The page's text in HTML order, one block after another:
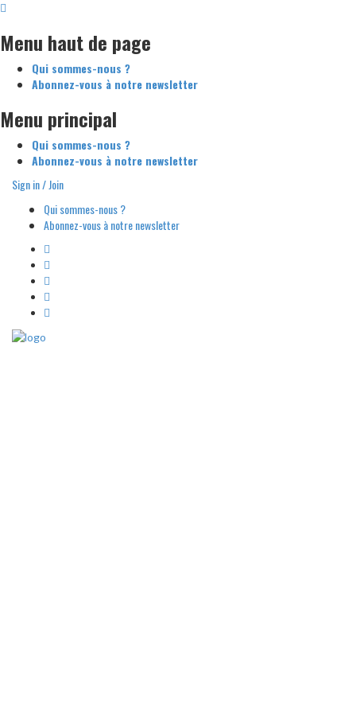
Menu haut de page
Qui sommes-nous ?
Abonnez-vous à notre newsletter
Menu principal
Qui sommes-nous ?
Abonnez-vous à notre newsletter
Sign in / Join
Qui sommes-nous ?
Abonnez-vous à notre newsletter